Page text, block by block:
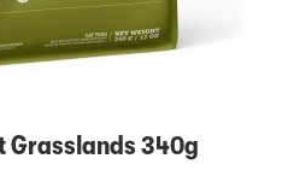
Grasslands 340g